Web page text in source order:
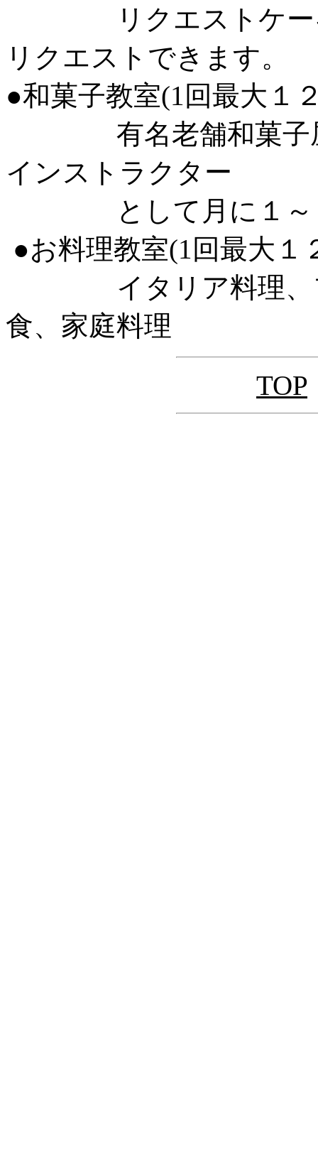
リクエストケーキ
リクエストできます。
●和菓子教室(1回最大１
有名老舗和菓子屋
インストラクター
として月に１～２
●お料理教室(1回最大１
イタリア料理、フ
食、家庭料理
TOP